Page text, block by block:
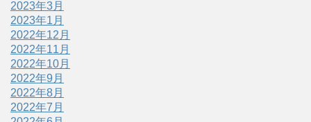
2023年3月
2023年1月
2022年12月
2022年11月
2022年10月
2022年9月
2022年8月
2022年7月